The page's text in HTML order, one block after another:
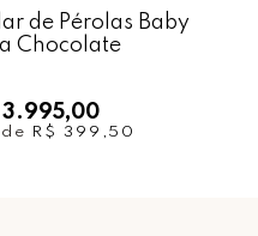
de Pérolas Baby
Chocolate
3.995,00
de R$ 399,50